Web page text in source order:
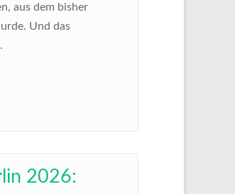
aus dem bisher
Und das
2026: